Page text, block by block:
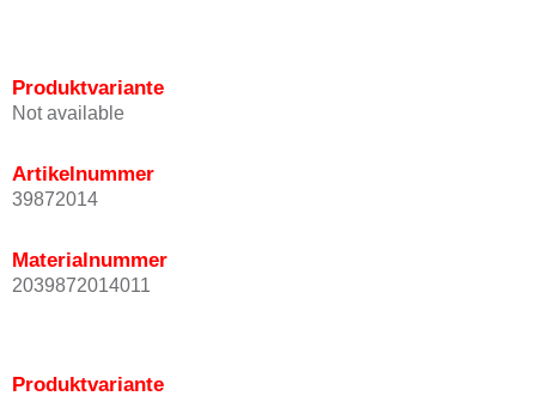
Produktvariante
Not available
Artikelnummer
39872014
Materialnummer
2039872014011
Produktvariante